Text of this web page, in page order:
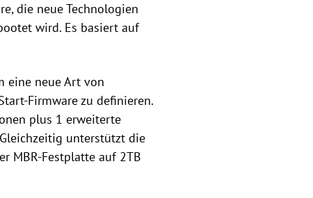
die neue Technologien
wird. Es basiert auf
eine neue Art von
Firmware zu definieren.
plus 1 erweiterte
unterstützt die
MBR-Festplatte auf 2TB